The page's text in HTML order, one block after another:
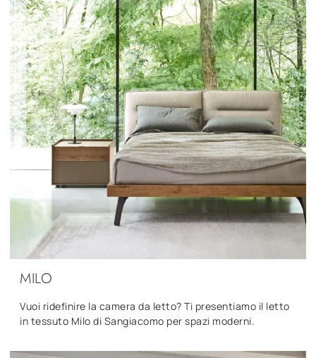
MILO
Vuoi ridefinire la camera da letto? Ti presentiamo il letto
in tessuto Milo di Sangiacomo per spazi moderni.